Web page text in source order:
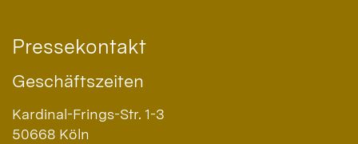
Pressekontakt
Geschäftszeiten
Kardinal-Frings-Str. 1-3
50668 Köln